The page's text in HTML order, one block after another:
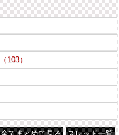
103）
スレッド一覧
全てまとめて見る